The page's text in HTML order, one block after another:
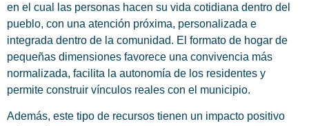
en el cual las personas hacen su vida cotidiana dentro del
pueblo, con una atención próxima, personalizada e
integrada dentro de la comunidad. El formato de hogar de
pequeñas dimensiones favorece una convivencia más
normalizada, facilita la autonomía de los residentes y
permite construir vínculos reales con el municipio.
Además, este tipo de recursos tienen un impacto positivo